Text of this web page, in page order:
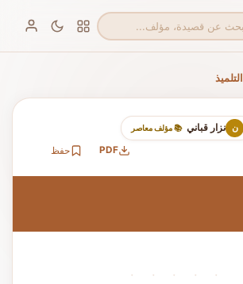
التلميذ
ن نزار قباني 📚 مؤلف معاصر
PDF حفظ
· · · · ·